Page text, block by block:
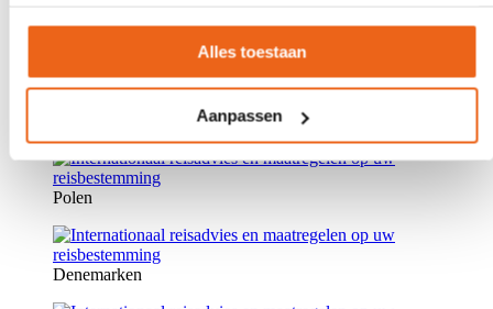
Alles toestaan
Aanpassen
Polen
Denemarken